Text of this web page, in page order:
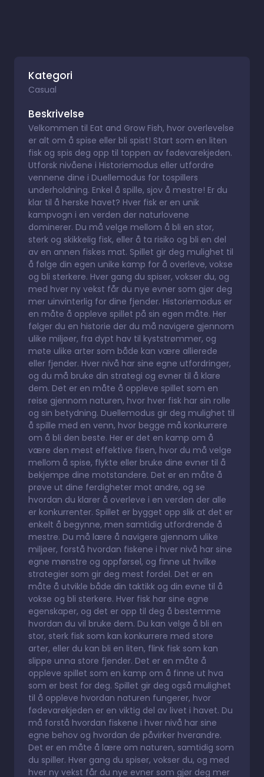
Kategori
Casual
Beskrivelse
Velkommen til Eat and Grow Fish, hvor overlevelse
er alt om å spise eller bli spist! Start som en liten
fisk og spis deg opp til toppen av fødevarekjeden.
Utforsk nivåene i Historiemodus eller utfordre
vennene dine i Duellemodus for tospillers
underholdning. Enkel å spille, sjov å mestre! Er du
klar til å herske havet? Hver fisk er en unik
kampvogn i en verden der naturlovene
dominerer. Du må velge mellom å bli en stor,
sterk og skikkelig fisk, eller å ta risiko og bli en del
av en annen fiskes mat. Spillet gir deg mulighet til
å følge din egen unike kamp for å overleve, vokse
og bli sterkere. Hver gang du spiser, vokser du, og
med hver ny vekst får du nye evner som gjør deg
mer uinvinterlig for dine fjender. Historiemodus er
en måte å oppleve spillet på sin egen måte. Her
følger du en historie der du må navigere gjennom
ulike miljøer, fra dypt hav til kyststrømmer, og
møte ulike arter som både kan være allierede
eller fjender. Hver nivå har sine egne utfordringer,
og du må bruke din strategi og evner til å klare
dem. Det er en måte å oppleve spillet som en
reise gjennom naturen, hvor hver fisk har sin rolle
og sin betydning. Duellemodus gir deg mulighet til
å spille med en venn, hvor begge må konkurrere
om å bli den beste. Her er det en kamp om å
være den mest effektive fisen, hvor du må velge
mellom å spise, flykte eller bruke dine evner til å
bekjempe dine motstandere. Det er en måte å
prøve ut dine ferdigheter mot andre, og se
hvordan du klarer å overleve i en verden der alle
er konkurrenter. Spillet er bygget opp slik at det er
enkelt å begynne, men samtidig utfordrende å
mestre. Du må lære å navigere gjennom ulike
miljøer, forstå hvordan fiskene i hver nivå har sine
egne mønstre og oppførsel, og finne ut hvilke
strategier som gir deg mest fordel. Det er en
måte å utvikle både din taktikk og din evne til å
vokse og bli sterkere. Hver fisk har sine egne
egenskaper, og det er opp til deg å bestemme
hvordan du vil bruke dem. Du kan velge å bli en
stor, sterk fisk som kan konkurrere med store
arter, eller du kan bli en liten, flink fisk som kan
slippe unna store fjender. Det er en måte å
oppleve spillet som en kamp om å finne ut hva
som er best for deg. Spillet gir deg også mulighet
til å oppleve hvordan naturen fungerer, hvor
fødevarekjeden er en viktig del av livet i havet. Du
må forstå hvordan fiskene i hver nivå har sine
egne behov og hvordan de påvirker hverandre.
Det er en måte å lære om naturen, samtidig som
du spiller. Hver gang du spiser, vokser du, og med
hver ny vekst får du nye evner som gjør deg mer